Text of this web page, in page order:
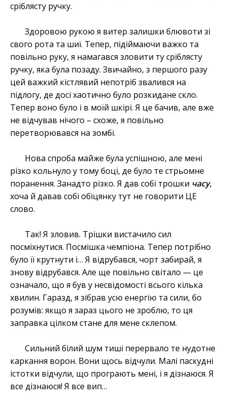
сріблясту ручку.
Здоровою рукою я витер залишки блювоти зі
свого рота та шиї. Тепер, підіймаючи важко та
повільно руку, я намагався зловити ту сріблясту
ручку, яка була позаду. Звичайно, з першого разу
цей важкий кістлявий непотріб звалився на
підлогу, де досі хаотично було розкидане скло.
Тепер воно було і в моїй шкірі. Я це бачив, але вже
не відчував нічого – схоже, я повільно
перетворювався на зомбі.
Нова спроба майже була успішною, але мені
різко кольнуло у тому боці, де було те стрьомне
поранення. Занадто різко. Я дав собі трошки часу,
хоча й давав собі обіцянку тут не говорити ЦЕ
слово.
Так! Я зловив. Трішки вистачило сил
посміхнутися. Посмішка чемпіона. Тепер потрібно
було її крутнути і… Я відрубався, чорт забирай, я
знову відрубався. Але ще повільно світало — це
означало, що я був у несвідомості всього кілька
хвилин. Гаразд, я зібрав усю енергію та сили, бо
розумів: якщо я зараз цього не зроблю, то ця
заправка цілком стане для мене склепом.
Сильний білий шум тиші перервало те нудотне
каркання ворон. Вони щось відчули. Малі паскудні
істотки відчули, що програють мені, і я дізнаюся. Я
все дізнаюся! Я все вип…